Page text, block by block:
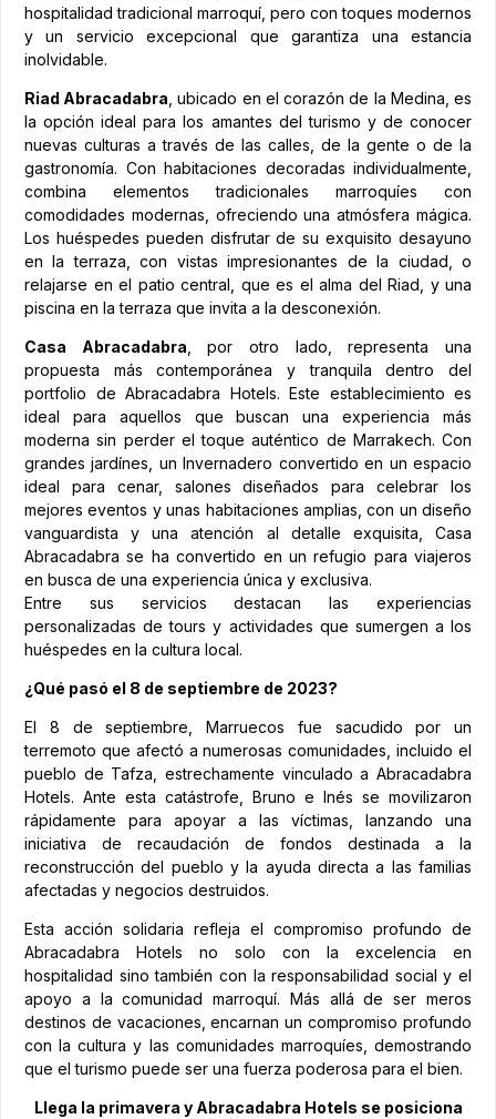
hospitalidad tradicional marroquí, pero con toques modernos
y un servicio excepcional que garantiza una estancia
inolvidable.
Riad Abracadabra , ubicado en el corazón de la Medina, es
la opción ideal para los amantes del turismo y de conocer
nuevas culturas a través de las calles, de la gente o de la
gastronomía. Con habitaciones decoradas individualmente,
combina elementos tradicionales marroquíes con
comodidades modernas, ofreciendo una atmósfera mágica.
Los huéspedes pueden disfrutar de su exquisito desayuno
en la terraza, con vistas impresionantes de la ciudad, o
relajarse en el patio central, que es el alma del Riad, y una
piscina en la terraza que invita a la desconexión.
Casa Abracadabra , por otro lado, representa una
propuesta más contemporánea y tranquila dentro del
portfolio de Abracadabra Hotels. Este establecimiento es
ideal para aquellos que buscan una experiencia más
moderna sin perder el toque auténtico de Marrakech. Con
grandes jardínes, un Invernadero convertido en un espacio
ideal para cenar, salones diseñados para celebrar los
mejores eventos y unas habitaciones amplias, con un diseño
vanguardista y una atención al detalle exquisita, Casa
Abracadabra se ha convertido en un refugio para viajeros
en busca de una experiencia única y exclusiva.
Entre sus servicios destacan las experiencias
personalizadas de tours y actividades que sumergen a los
huéspedes en la cultura local.
¿Qué pasó el 8 de septiembre de 2023?
El 8 de septiembre, Marruecos fue sacudido por un
terremoto que afectó a numerosas comunidades, incluido el
pueblo de Tafza, estrechamente vinculado a Abracadabra
Hotels. Ante esta catástrofe, Bruno e Inés se movilizaron
rápidamente para apoyar a las víctimas, lanzando una
iniciativa de recaudación de fondos destinada a la
reconstrucción del pueblo y la ayuda directa a las familias
afectadas y negocios destruidos.
Esta acción solidaria refleja el compromiso profundo de
Abracadabra Hotels no solo con la excelencia en
hospitalidad sino también con la responsabilidad social y el
apoyo a la comunidad marroquí. Más allá de ser meros
destinos de vacaciones, encarnan un compromiso profundo
con la cultura y las comunidades marroquíes, demostrando
que el turismo puede ser una fuerza poderosa para el bien.
Llega la primavera y Abracadabra Hotels se posiciona